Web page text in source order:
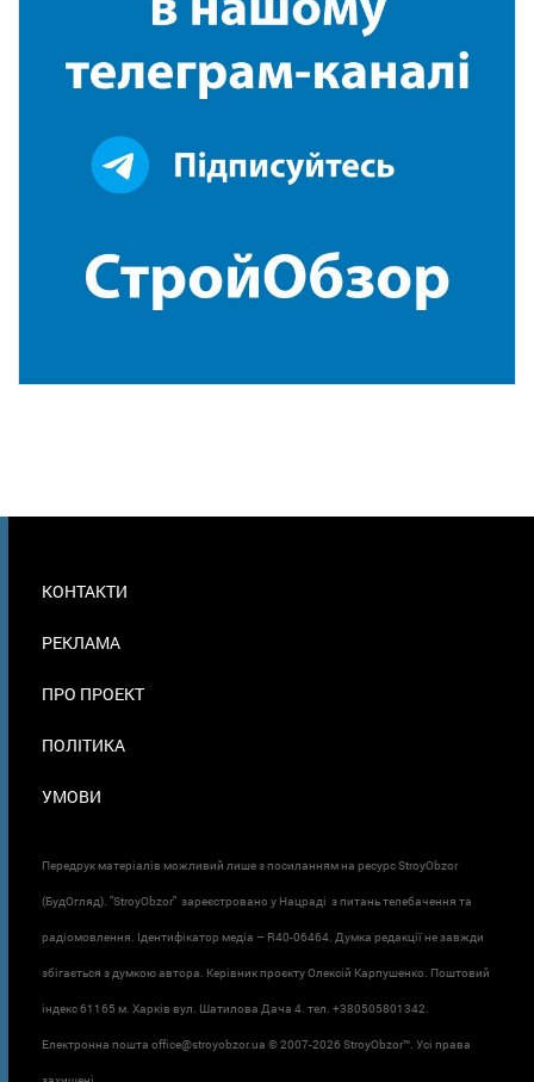
В
КОНТАКТИ
РЕКЛАМА
ПРО ПРОЕКТ
ПОЛІТИКА
УМОВИ
Передрук матеріалів можливий лише з посиланням на ресурс StroyObzor
(БудОгляд). "StroyObzor" зареєстровано у Нацраді з питань телебачення та
радіомовлення. Ідентифікатор медіа – R40-06464. Думка редакції не завжди
збігається з думкою автора. Керівник проєкту Олексій Карпушенко. Поштовий
індекс 61165 м. Харків вул. Шатилова Дача 4. тел. +380505801342.
Електронна пошта office@stroyobzor.ua © 2007-2026 StroyObzor™. Усі права